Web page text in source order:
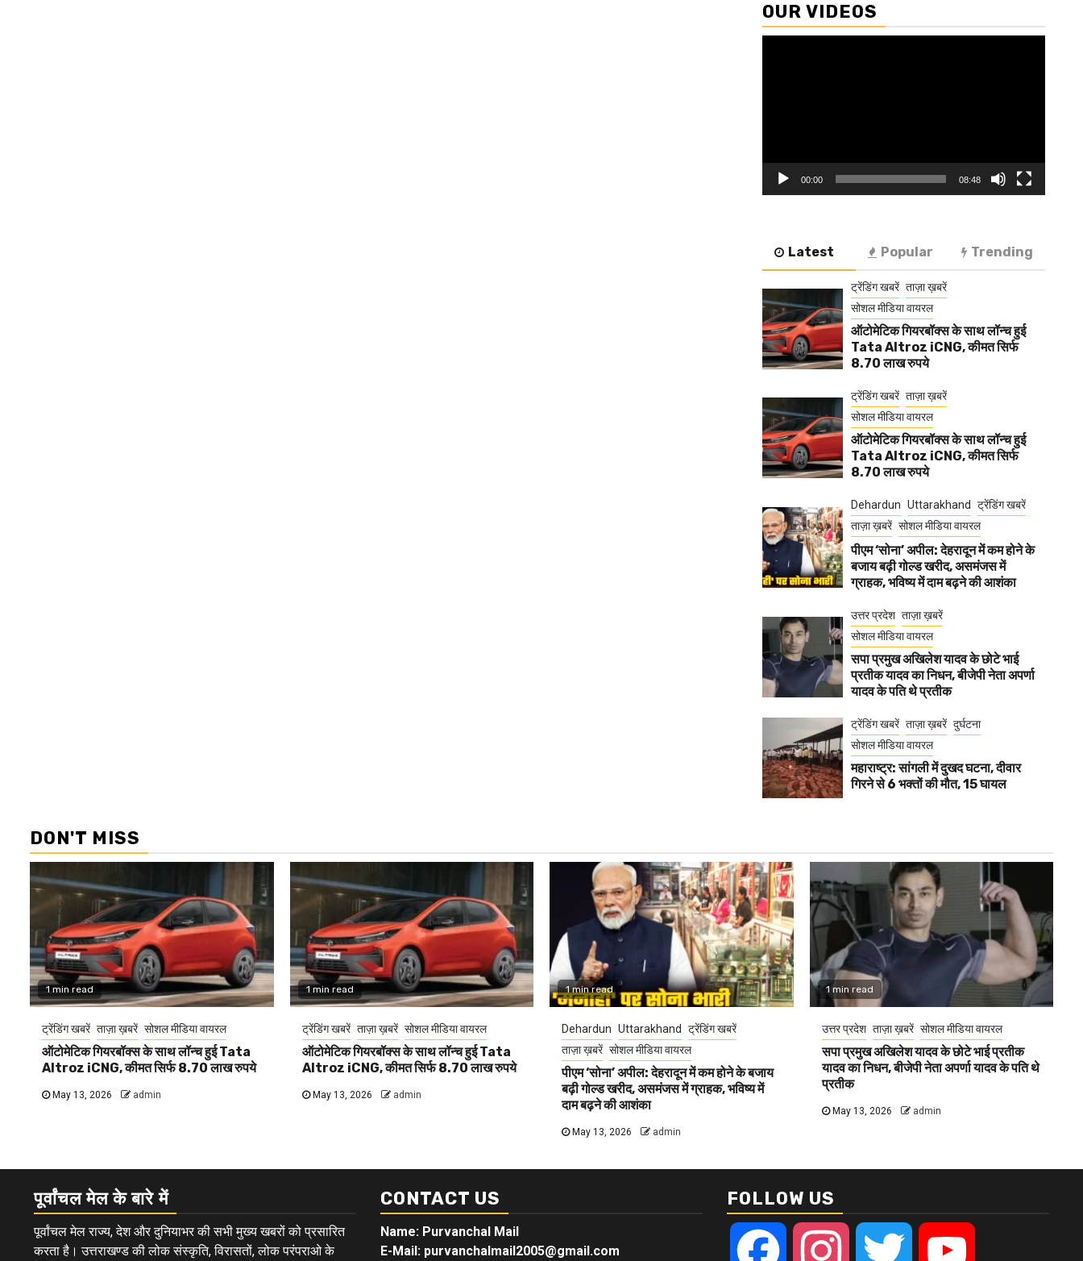
OUR VIDEOS
00:00 08:48
Latest Popular Trending
ट्रेंडिंग खबरें ताज़ा ख़बरें
सोशल मीडिया वायरल
ऑटोमेटिक गियरबॉक्स के साथ लॉन्च हुई
Tata Altroz iCNG, कीमत सिर्फ
8.70 लाख रुपये
ट्रेंडिंग खबरें ताज़ा ख़बरें
सोशल मीडिया वायरल
ऑटोमेटिक गियरबॉक्स के साथ लॉन्च हुई
Tata Altroz iCNG, कीमत सिर्फ
8.70 लाख रुपये
Dehardun Uttarakhand
ट्रेंडिंग खबरें
ताज़ा ख़बरें सोशल मीडिया वायरल
पीएम ‘सोना’ अपील: देहरादून में कम होने के
बजाय बढ़ी गोल्ड खरीद, असमंजस में
ग्राहक, भविष्य में दाम बढ़ने की आशंका
उत्तर प्रदेश ताज़ा ख़बरें
सोशल मीडिया वायरल
सपा प्रमुख अखिलेश यादव के छोटे भाई
प्रतीक यादव का निधन, बीजेपी नेता अपर्णा
यादव के पति थे प्रतीक
ट्रेंडिंग खबरें ताज़ा ख़बरें दुर्घटना
सोशल मीडिया वायरल
महाराष्ट्र: सांगली में दुखद घटना, दीवार
गिरने से 6 भक्तों की मौत, 15 घायल
DON'T MISS
1 min read
ट्रेंडिंग खबरें ताज़ा ख़बरें सोशल मीडिया वायरल
ऑटोमेटिक गियरबॉक्स के साथ लॉन्च हुई Tata
Altroz iCNG, कीमत सिर्फ 8.70 लाख रुपये
May 13, 2026 admin
1 min read
ट्रेंडिंग खबरें ताज़ा ख़बरें सोशल मीडिया वायरल
ऑटोमेटिक गियरबॉक्स के साथ लॉन्च हुई Tata
Altroz iCNG, कीमत सिर्फ 8.70 लाख रुपये
May 13, 2026 admin
1 min read
Dehardun Uttarakhand
ट्रेंडिंग खबरें
ताज़ा ख़बरें सोशल मीडिया वायरल
पीएम ‘सोना’ अपील: देहरादून में कम होने के बजाय
बढ़ी गोल्ड खरीद, असमंजस में ग्राहक, भविष्य में
दाम बढ़ने की आशंका
May 13, 2026 admin
1 min read
उत्तर प्रदेश ताज़ा ख़बरें सोशल मीडिया वायरल
सपा प्रमुख अखिलेश यादव के छोटे भाई प्रतीक
यादव का निधन, बीजेपी नेता अपर्णा यादव के पति थे
प्रतीक
May 13, 2026 admin
पूर्वांचल मेल के बारे में
पूर्वांचल मेल राज्य, देश और दुनियाभर की सभी मुख्य खबरों को प्रसारित
करता है। उत्तराखण्ड की लोक संस्कृति, विरासतों, लोक परंपराओ के
CONTACT US
Name: Purvanchal Mail
E-Mail: purvanchalmail2005@gmail.com
FOLLOW US
Facebook Instagram Twitter